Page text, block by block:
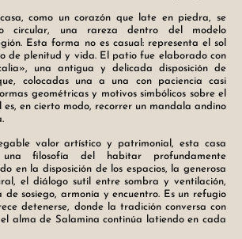
como un corazón que late en piedra, se
circular, una rareza dentro del modelo
Esta forma no es casual: representa el sol
de plenitud y vida. El patio fue elaborado con
una antigua y delicada disposición de
colocadas una a una con paciencia casi
geométricas y motivos simbólicos sobre el
es, en cierto modo, recorrer un mandala andino
valor artístico y patrimonial, esta casa
filosofía del habitar profundamente
en la disposición de los espacios, la generosa
el diálogo sutil entre sombra y ventilación,
de sosiego, armonía y encuentro. Es un refugio
detenerse, donde la tradición conversa con
alma de Salamina continúa latiendo en cada